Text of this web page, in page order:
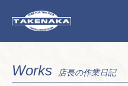
Works 店長の作業日記